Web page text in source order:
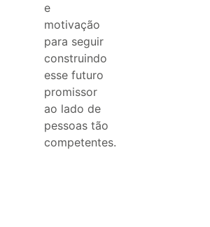
e
motivação
para seguir
construindo
esse futuro
promissor
ao lado de
pessoas tão
competentes.